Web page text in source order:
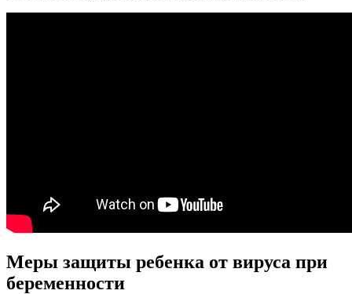
Меры защиты ребенка от вируса при
беременности